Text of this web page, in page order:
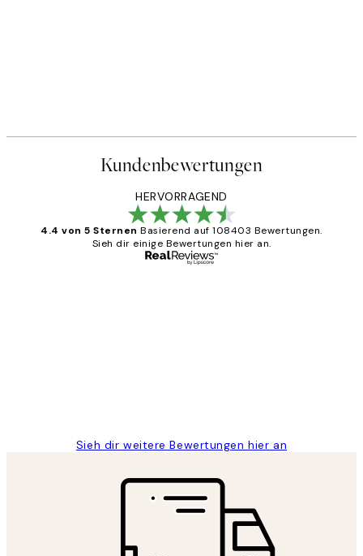
Kundenbewertungen
HERVORRAGEND
4.4 von 5 Sternen Basierend auf 108403 Bewertungen.
Sieh dir einige Bewertungen hier an.
Sieh dir weitere Bewertungen hier an